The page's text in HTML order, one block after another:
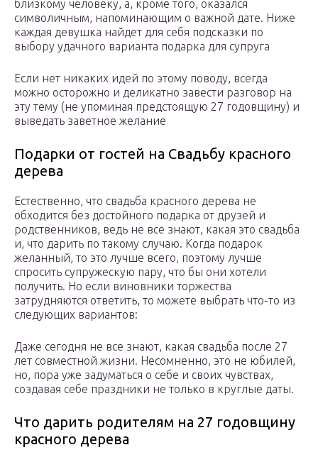
близкому человеку, а, кроме того, оказался
символичным, напоминающим о важной дате. Ниже
каждая девушка найдет для себя подсказки по
выбору удачного варианта подарка для супруга
Если нет никаких идей по этому поводу, всегда
можно осторожно и деликатно завести разговор на
эту тему (не упоминая предстоящую 27 годовщину) и
выведать заветное желание
Подарки от гостей на Свадьбу красного
дерева
Естественно, что свадьба красного дерева не
обходится без достойного подарка от друзей и
родственников, ведь не все знают, какая это свадьба
и, что дарить по такому случаю. Когда подарок
желанный, то это лучше всего, поэтому лучше
спросить супружескую пару, что бы они хотели
получить. Но если виновники торжества
затрудняются ответить, то можете выбрать что-то из
следующих вариантов:
Даже сегодня не все знают, какая свадьба после 27
лет совместной жизни. Несомненно, это не юбилей,
но, пора уже задуматься о себе и своих чувствах,
создавая себе праздники не только в круглые даты.
Что дарить родителям на 27 годовщину
красного дерева